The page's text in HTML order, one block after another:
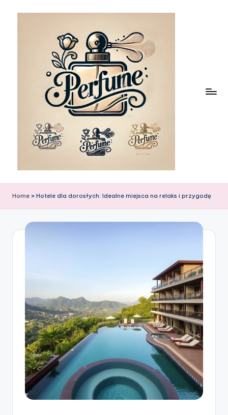
Home » Hotele dla dorosłych: Idealne miejsca na relaks i przygodę